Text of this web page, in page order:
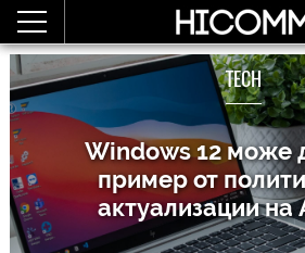
TECH
Windows 12 може
пример от
актуализации на